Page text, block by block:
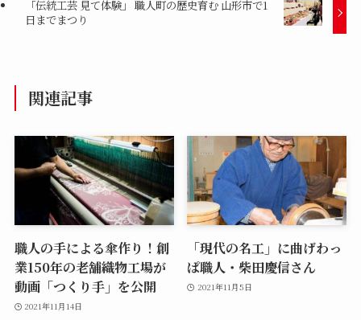
「伝統工芸 見て体験」 職人町の歴史育む 山形市で1
日までまつり
関連記事
職人の手による傘作り！創
業150年の老舗織物工場が
動画「つくり手」を公開
2021年11月14日
「現代の名工」に曲げわっ
ぱ職人・柴田慶信さん
2021年11月5日